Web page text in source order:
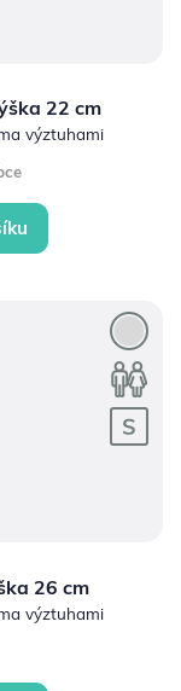
22 cm
výztuhami
26 cm
výztuhami